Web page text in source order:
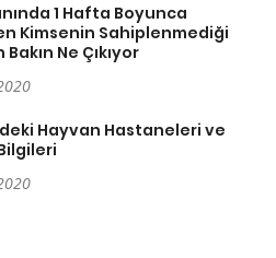
1 Hafta Boyunca
Kimsenin Sahiplenmediği
Ne Çıkıyor
Hayvan Hastaneleri ve